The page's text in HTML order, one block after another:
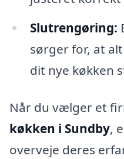
Slutrengøring:
sørger for, at
dit nye køkken
Når du vælger et
køkken i Sundby,
overveje deres